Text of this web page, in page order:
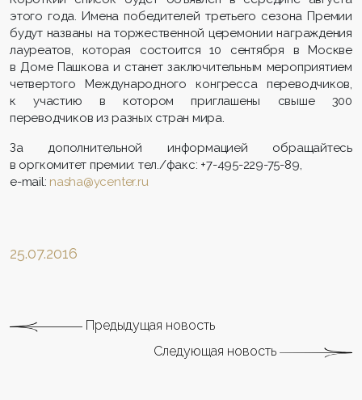
этого года. Имена победителей третьего сезона Премии
будут названы на торжественной церемонии награждения
лауреатов, которая состоится 10 сентября в Москве
в Доме Пашкова и станет заключительным мероприятием
четвертого Международного конгресса переводчиков,
к участию в котором приглашены свыше 300
переводчиков из разных стран мира.
За дополнительной информацией обращайтесь
в оргкомитет премии: тел./факс: +7-495-229-75-89,
e-mail: nasha@ycenter.ru
25.07.2016
Предыдущая новость
Следующая новость